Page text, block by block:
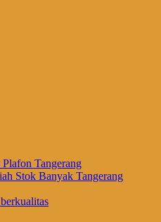
Tangerang
Stok Banyak Tangerang